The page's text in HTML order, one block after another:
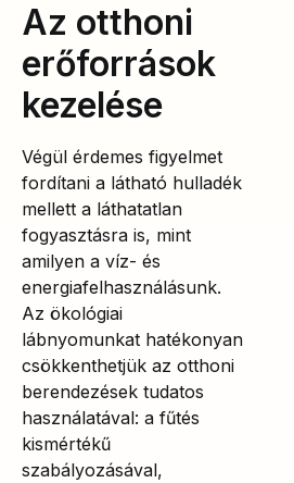
Az otthoni
erőforrások
kezelése
Végül érdemes figyelmet
fordítani a látható hulladék
mellett a láthatatlan
fogyasztásra is, mint
amilyen a víz- és
energiafelhasználásunk.
Az ökológiai
lábnyomunkat hatékonyan
csökkenthetjük az otthoni
berendezések tudatos
használatával: a fűtés
kismértékű
szabályozásával,